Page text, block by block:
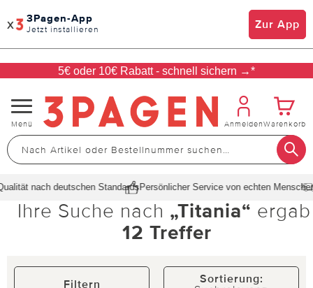
x 3Pagen-App
Jetzt installieren Zur App
5€ oder 10€ Rabatt - schnell sichern →*
Navigation
umschalten
Menü AnmeldenWarenkorb
nach deutschen StandardsPersönlicher Service von echten Menschen
Ihre Suche nach „Titania“
12 Treffer
Filtern
Sortierung: